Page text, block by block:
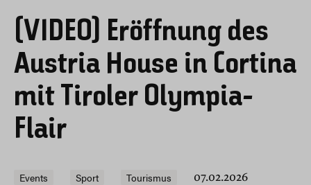
(VIDEO) Eröffnung des
Austria House in Cortina
mit Tiroler Olympia-
Flair
Events Sport Tourismus
07.02.2026